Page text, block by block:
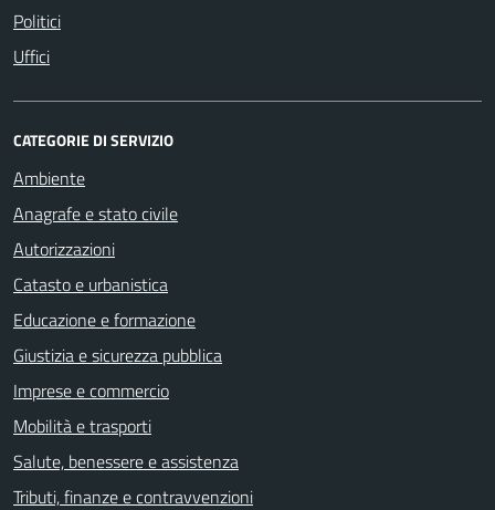
Politici
Uffici
CATEGORIE DI SERVIZIO
Ambiente
Anagrafe e stato civile
Autorizzazioni
Catasto e urbanistica
Educazione e formazione
Giustizia e sicurezza pubblica
Imprese e commercio
Mobilità e trasporti
Salute, benessere e assistenza
Tributi, finanze e contravvenzioni